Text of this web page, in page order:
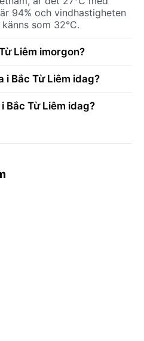
94% och vindhastigheten
som 32°C.
Liêm imorgon?
i Bắc Từ Liêm idag?
Bắc Từ Liêm idag?